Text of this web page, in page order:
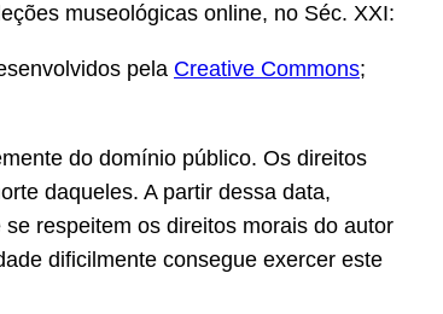
museológicas online, no Séc. XXI:
pela Creative Commons;
do domínio público. Os direitos
daqueles. A partir dessa data,
respeitem os direitos morais do autor
dificilmente consegue exercer este